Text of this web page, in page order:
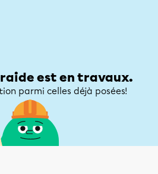
est en travaux.
parmi celles déjà posées!